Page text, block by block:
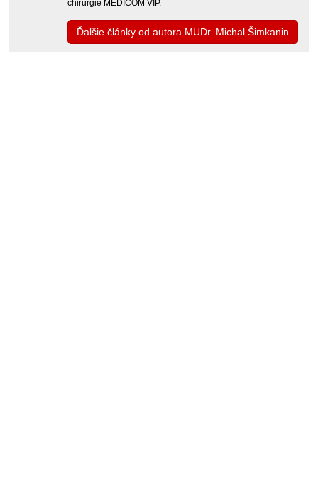
chirurgie MEDICOM VIP.
Ďalšie články od autora MUDr. Michal Šimkanin